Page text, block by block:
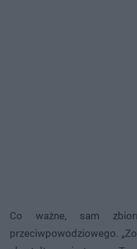
Co ważne, sam
przeciwpowodziowego.